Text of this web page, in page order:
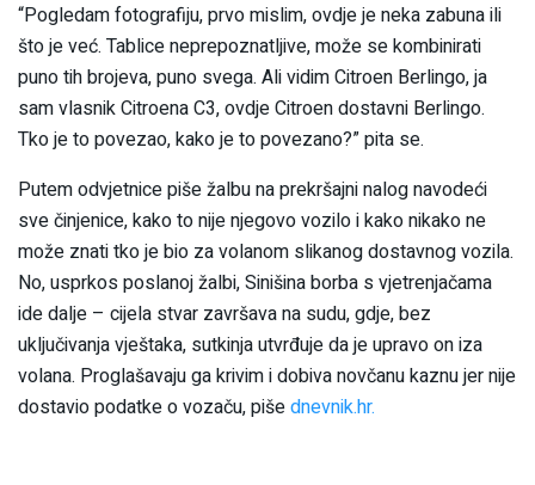
“Pogledam fotografiju, prvo mislim, ovdje je neka zabuna ili
što je već. Tablice neprepoznatljive, može se kombinirati
puno tih brojeva, puno svega. Ali vidim Citroen Berlingo, ja
sam vlasnik Citroena C3, ovdje Citroen dostavni Berlingo.
Tko je to povezao, kako je to povezano?” pita se.
Putem odvjetnice piše žalbu na prekršajni nalog navodeći
sve činjenice, kako to nije njegovo vozilo i kako nikako ne
može znati tko je bio za volanom slikanog dostavnog vozila.
No, usprkos poslanoj žalbi, Sinišina borba s vjetrenjačama
ide dalje – cijela stvar završava na sudu, gdje, bez
uključivanja vještaka, sutkinja utvrđuje da je upravo on iza
volana. Proglašavaju ga krivim i dobiva novčanu kaznu jer nije
dostavio podatke o vozaču, pišednevnik.hr.